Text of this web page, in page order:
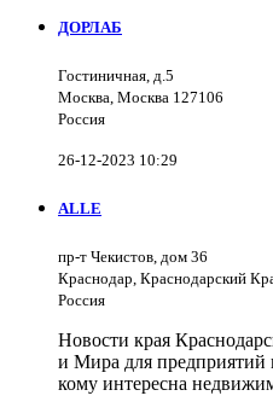
ДОРЛАБ
Гостиничная, д.5
Москва, Москва 127106
Россия
26-12-2023 10:29
ALLE
пр-т Чекистов, дом 36
Краснодар, Краснодарский
Россия
Новости края
и Мира для предприятий
кому интересна